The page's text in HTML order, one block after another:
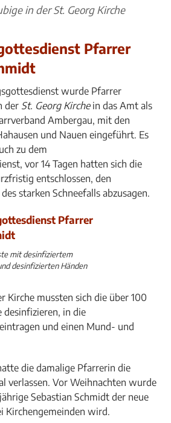
in der St. Georg Kirche
Pfarrer
wurde Pfarrer
der St. Georg Kirchein das Amt als
Ambergau, mit den
und Nauen eingeführt. Es
zu dem
vor 14 Tagen hatten sich die
entschlossen, den
starken Schneefalls abzusagen.
mit desinfiziertem
desinfizierten Händen
Kirche mussten sich die über 100
desinfizieren, in die
und einen Mund- und
die damalige Pfarrerin die
verlassen. Vor Weihnachten wurde
Sebastian Schmidt der neue
Kirchengemeinden wird.